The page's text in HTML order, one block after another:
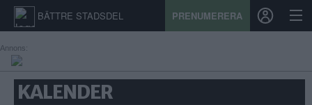
BÄTTRE STADSDEL PRENUMERERA
START
Annons:
KALENDER